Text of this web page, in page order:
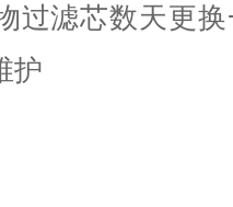
滤芯数天更换
护